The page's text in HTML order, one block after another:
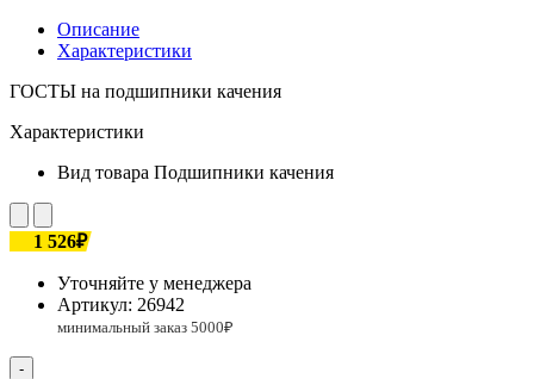
Описание
Характеристики
ГОСТЫ на подшипники качения
Характеристики
Вид товара Подшипники качения
1 526₽
Уточняйте у менеджера
Артикул: 26942
-